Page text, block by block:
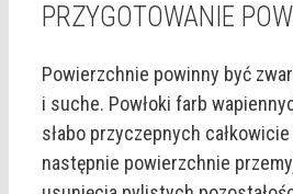
PRZYGOTOWANIE
Powierzchnie powinny być
i suche. Powłoki farb
słabo przyczepnych
następnie powierzchnie